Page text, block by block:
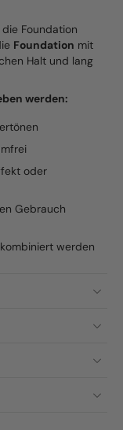
die Foundation
Foundation mit
Halt und lang
werden:
oder
Gebrauch
werden